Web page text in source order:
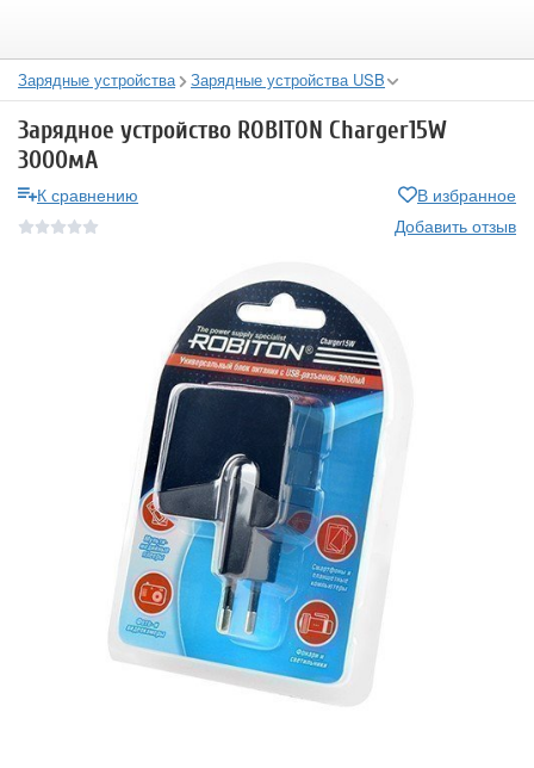
Зарядные устройства Зарядные устройства USB
Зарядное устройство ROBITON Charger15W
3000мА
К сравнению
В избранное
Добавить отзыв